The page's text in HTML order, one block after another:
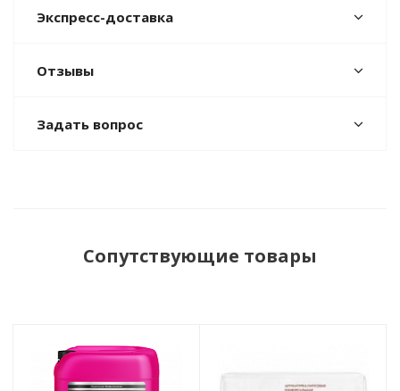
Экспресс-доставка
Отзывы
Задать вопрос
Сопутствующие товары